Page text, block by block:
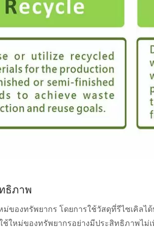
ธิภาพ
ของทรัพยากร โดยการใช้วัสดุที่รีไซเคิล
ใหม่ของทรัพยากรอย่างมีประสิทธิภาพไม่